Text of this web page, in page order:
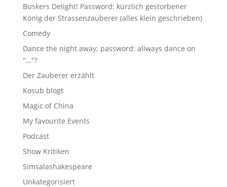
Buskers Delight! Password: kürzlich gestorbener
König der Strassenzauberer (alles klein geschrieben)
Comedy
Dance the night away; password: allways dance on
"…"?
Der Zauberer erzählt
Kosub blogt
Magic of China
My favourite Events
Podcast
Show Kritiken
Simsalashakespeare
Unkategorisiert